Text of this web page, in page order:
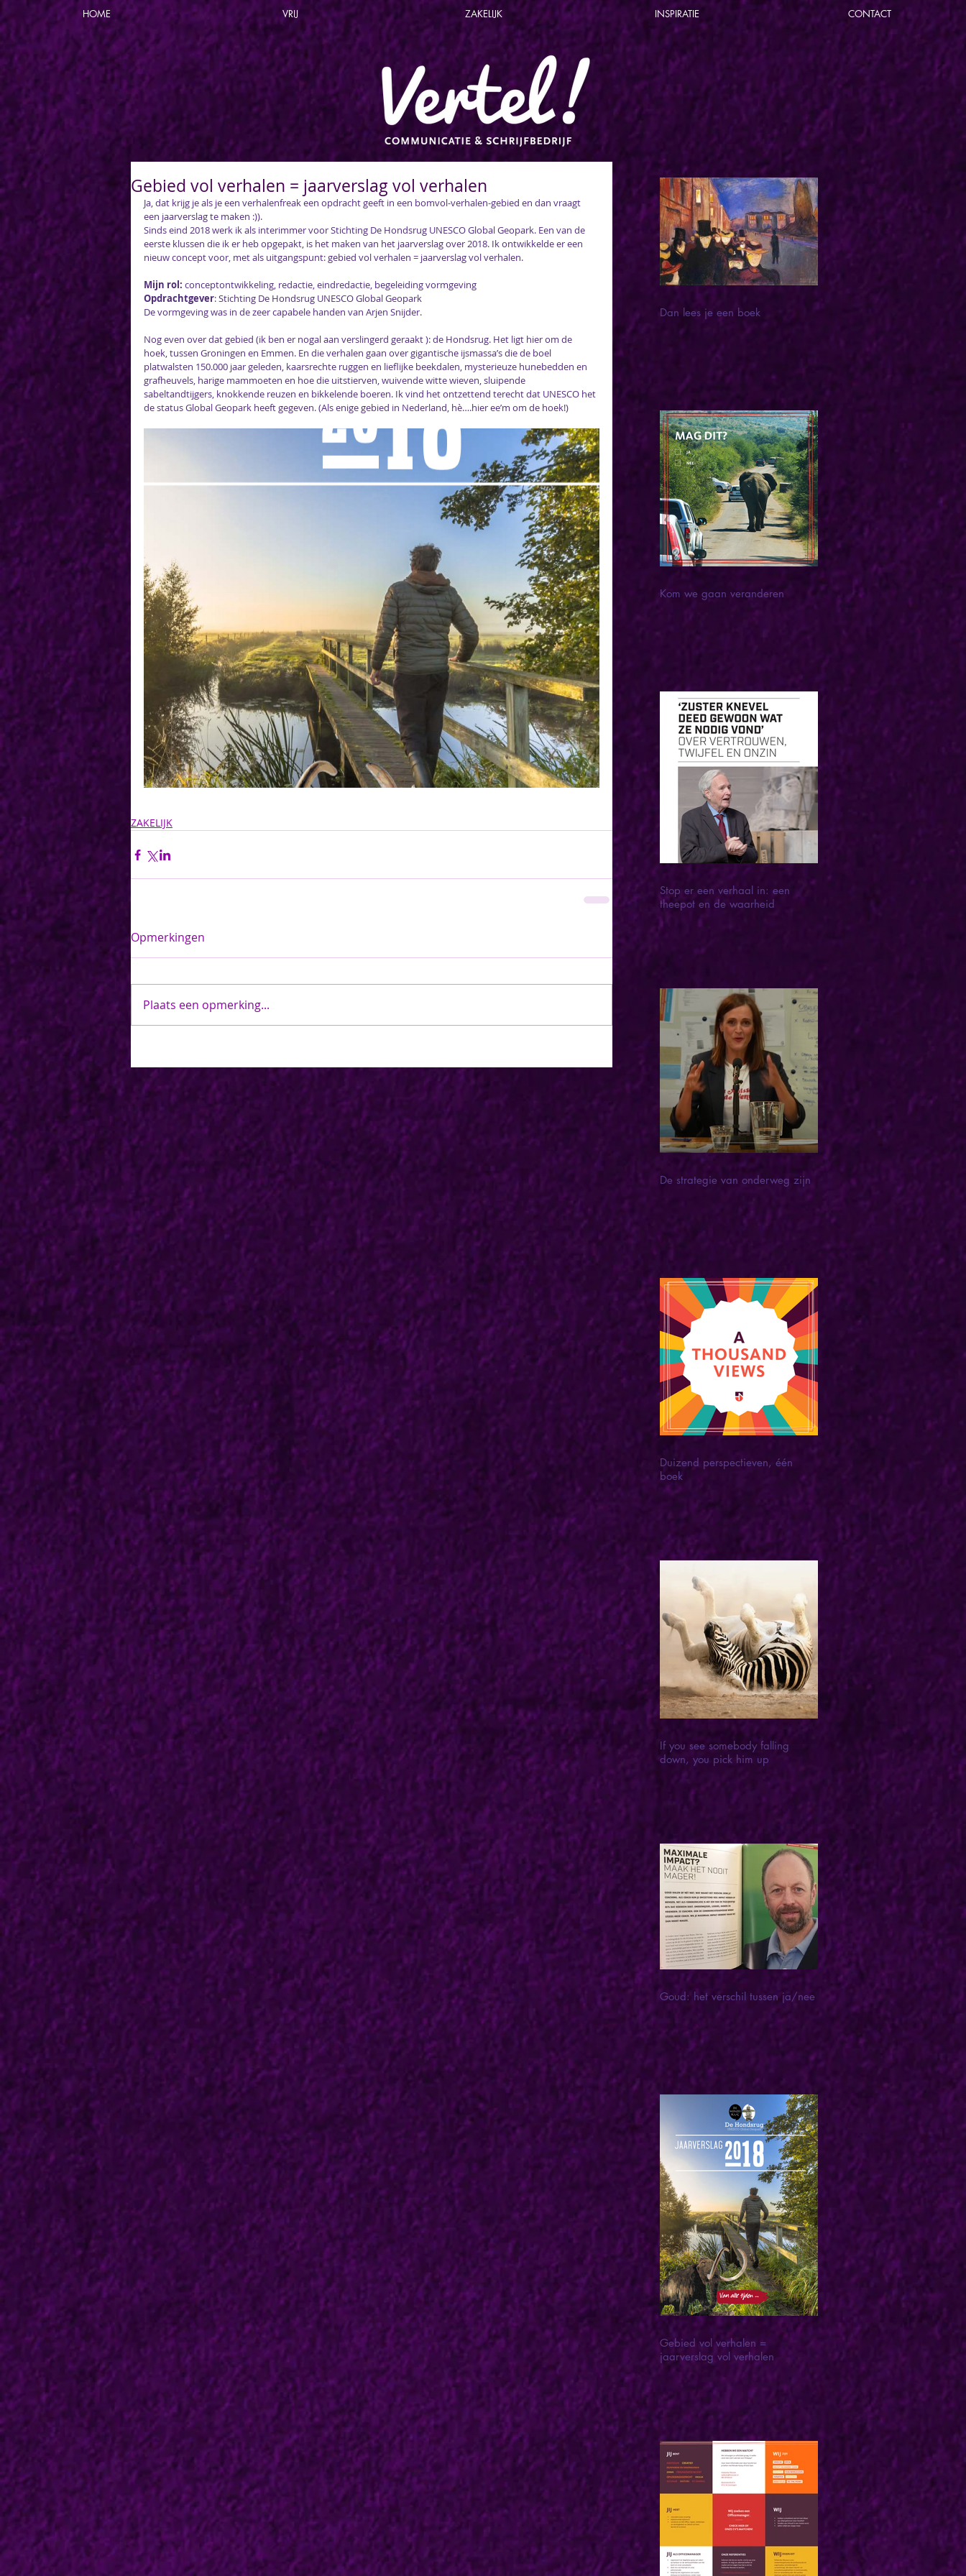
HOME VRIJ ZAKELIJK INSPIRATIE CONTACT
Gebied vol verhalen = jaarverslag vol verhalen
Ja, dat krijg je als je een verhalenfreak een opdracht geeft in een bomvol-verhalen-gebied en dan vraagt
een jaarverslag te maken :)).
Sinds eind 2018 werk ik als interimmer voor Stichting De Hondsrug UNESCO Global Geopark. Een van de
eerste klussen die ik er heb opgepakt, is het maken van het jaarverslag over 2018. Ik ontwikkelde er een
nieuw concept voor, met als uitgangspunt: gebied vol verhalen = jaarverslag vol verhalen.
Mijn rol: conceptontwikkeling, redactie, eindredactie, begeleiding vormgeving
Opdrachtgever: Stichting De Hondsrug UNESCO Global Geopark
De vormgeving was in de zeer capabele handen van Arjen Snijder.
Nog even over dat gebied (ik ben er nogal aan verslingerd geraakt ): de Hondsrug. Het ligt hier om de
hoek, tussen Groningen en Emmen. En die verhalen gaan over gigantische ijsmassa’s die de boel
platwalsten 150.000 jaar geleden, kaarsrechte ruggen en lieflijke beekdalen, mysterieuze hunebedden en
grafheuvels, harige mammoeten en hoe die uitstierven, wuivende witte wieven, sluipende
sabeltandtijgers, knokkende reuzen en bikkelende boeren. Ik vind het ontzettend terecht dat UNESCO het
de status Global Geopark heeft gegeven. (Als enige gebied in Nederland, hè….hier ee’m om de hoek!)
ZAKELIJK
Opmerkingen
Plaats een opmerking...
Dan lees je een boek
Kom we gaan veranderen
Stop er een verhaal in: een
theepot en de waarheid
De strategie van onderweg zijn
Duizend perspectieven, één
boek
If you see somebody falling
down, you pick him up
Goud: het verschil tussen ja/nee
Gebied vol verhalen =
jaarverslag vol verhalen